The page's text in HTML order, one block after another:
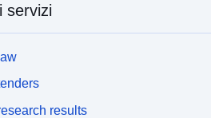
servizi
results